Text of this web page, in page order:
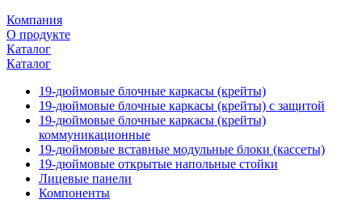
Компания
О продукте
Каталог
Каталог
19-дюймовые блочные каркасы (крейты)
19-дюймовые блочные каркасы (крейты) с защитой
19-дюймовые блочные каркасы (крейты)
коммуникационные
19-дюймовые вставные модульные блоки (кассеты)
19-дюймовые открытые напольные стойки
Лицевые панели
Компоненты